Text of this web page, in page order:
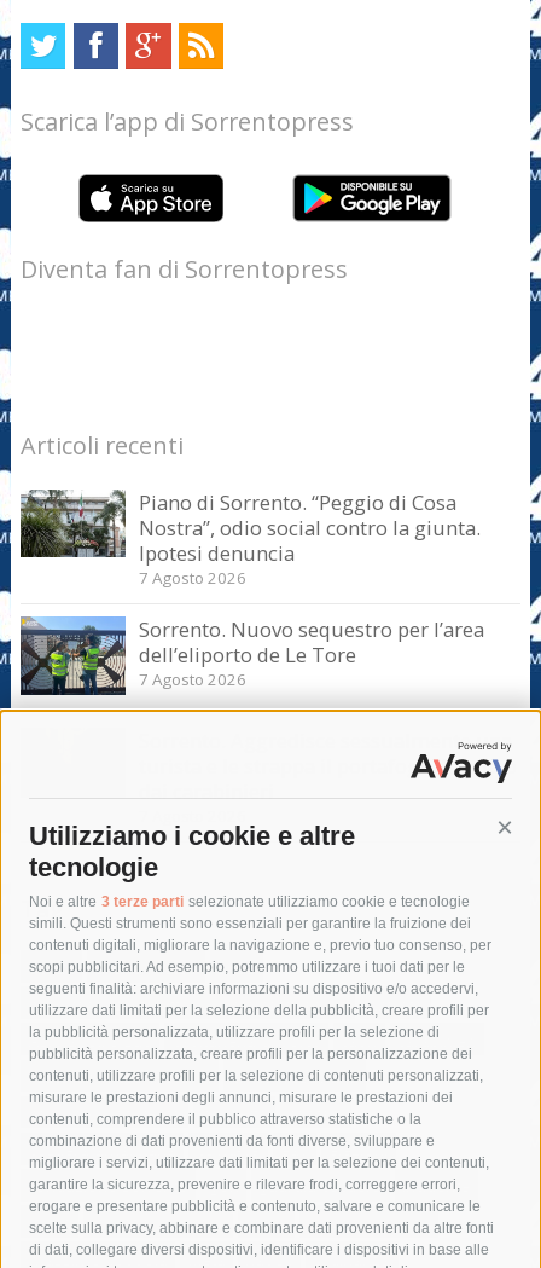
Utilizziamo i cookie e altre
tecnologie
Noi e altre 3 terze parti selezionate utilizziamo cookie e tecnologie
simili. Questi strumenti sono essenziali per garantire la fruizione dei
contenuti digitali, migliorare la navigazione e, previo tuo consenso, per
scopi pubblicitari. Ad esempio, potremmo utilizzare i tuoi dati per le
seguenti finalità: archiviare informazioni su dispositivo e/o accedervi,
utilizzare dati limitati per la selezione della pubblicità, creare profili per
la pubblicità personalizzata, utilizzare profili per la selezione di
pubblicità personalizzata, creare profili per la personalizzazione dei
contenuti, utilizzare profili per la selezione di contenuti personalizzati,
misurare le prestazioni degli annunci, misurare le prestazioni dei
contenuti, comprendere il pubblico attraverso statistiche o la
combinazione di dati provenienti da fonti diverse, sviluppare e
migliorare i servizi, utilizzare dati limitati per la selezione dei contenuti,
garantire la sicurezza, prevenire e rilevare frodi, correggere errori,
erogare e presentare pubblicità e contenuto, salvare e comunicare le
scelte sulla privacy, abbinare e combinare dati provenienti da altre fonti
di dati, collegare diversi dispositivi, identificare i dispositivi in base alle
Scarica l’app di Sorrentopress
Diventa fan di Sorrentopress
Articoli recenti
Piano di Sorrento. “Peggio di Cosa
Nostra”, odio social contro la giunta.
Ipotesi denuncia
7 Agosto 2026
Sorrento. Nuovo sequestro per l’area
dell’eliporto de Le Tore
7 Agosto 2026
Sorrento. Aggredisce sessualmente una
turista e le strappa il portafogli, fermato
dai carabinieri
Tag
acqua allerta meteo
anas
area marina protetta di punta campanella
arresto
Asl Napoli 3 sud
capitaneria di porto capri
carabinieri
castellammare di stabia
circumvesuviana
comune di sorrento
concerto
contagi
costiera amalfitana
covid-19 eav
elezioni
fondazione sorrento
gori guardia costiera
incidente
lavori
lorenzo balducelli mare
massa lubrense
massimo coppola
Meta napoli ordinanza